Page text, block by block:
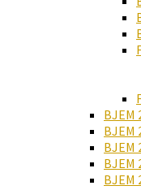
BJEM
BJEM
BJEM
BJEM
BJEM